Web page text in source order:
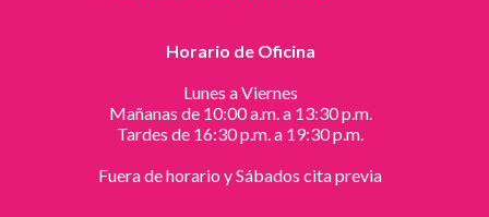
Horario de Oficina
Lunes a Viernes
Mañanas de 10:00 a.m. a 13:30 p.m.
Tardes de 16:30 p.m. a 19:30 p.m.
Fuera de horario y Sábados cita previa